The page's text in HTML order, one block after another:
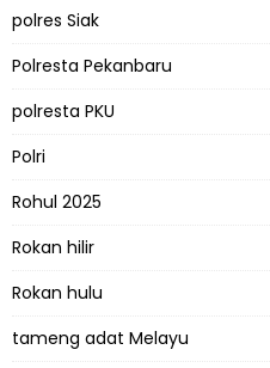
polres Siak
Polresta Pekanbaru
polresta PKU
Polri
Rohul 2025
Rokan hilir
Rokan hulu
tameng adat Melayu